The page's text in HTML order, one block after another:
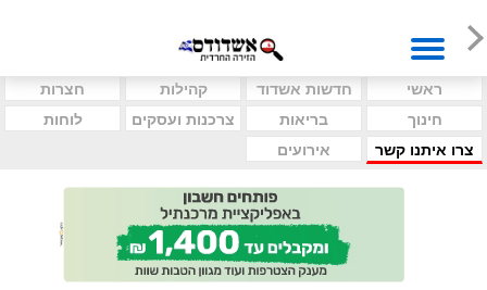
ראשי חדשות אשדוד קהילות
חצרות
חינוך
בריאות צרכנות ועסקים
לוחות
צרו איתנו קשר
אירועים